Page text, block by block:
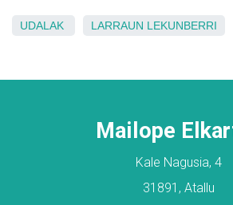
UDALAK LARRAUN LEKUNBERRI
Mailope
Kale Nagusia, 4
31891, Atallu